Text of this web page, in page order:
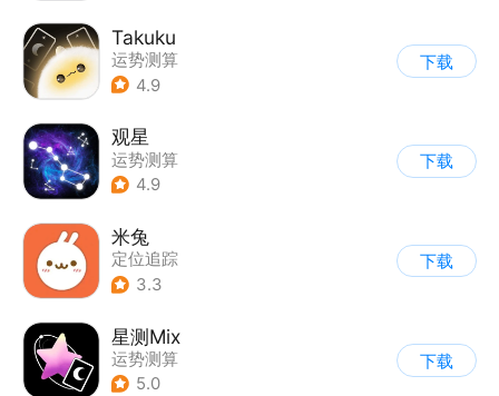
Takuku
运势测算
4.9
下载
观星
运势测算
4.9
下载
米兔
定位追踪
3.3
下载
星测Mix
运势测算
5.0
下载